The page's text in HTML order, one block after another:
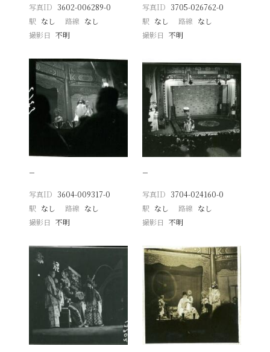
写真ID 3602-006289-0
駅 なし 路線 なし
撮影日
不明
写真ID 3705-026762-0
駅 なし 路線 なし
撮影日 不明
−
写真ID 3604-009317-0
駅 なし 路線 なし
撮影日
不明
−
写真ID 3704-024160-0
駅 なし 路線 なし
撮影日 不明